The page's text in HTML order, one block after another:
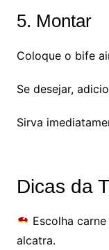
5. Montar
Coloque o bife
Se desejar,
Sirva
Dicas da
Escolha
alcatra.